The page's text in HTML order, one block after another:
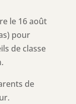
le 16 août
pour
de classe
de